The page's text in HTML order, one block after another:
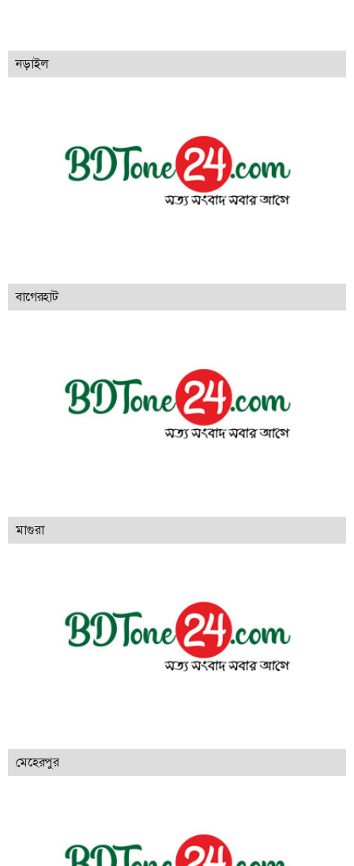
নড়াইল
বাগেরহাট
মাগুরা
মেহেরপুর